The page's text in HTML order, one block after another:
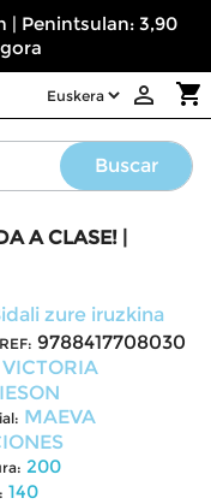
| Penintsulan: 3,90
shopping_cart

Buscar
A CLASE! |
zure iruzkina
9788417708030
VICTORIA
MAEVA
200
140